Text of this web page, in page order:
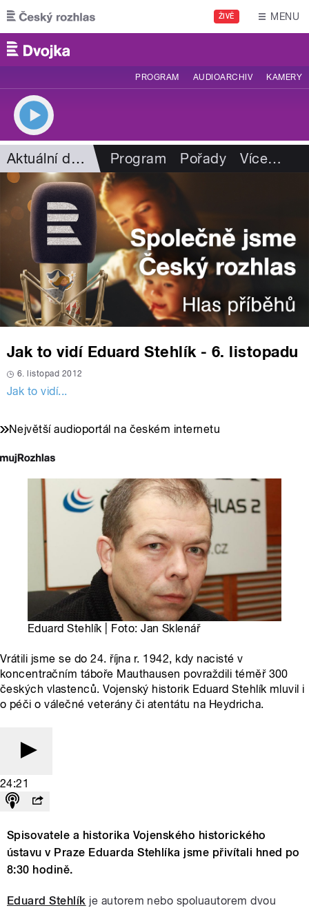
Přejít k hlavnímu obsahu
ŽIVĚ MENU
PROGRAM AUDIOARCHIV KAMERY
Aktuální dění Program Pořady Více…
Jak to vidí Eduard Stehlík - 6. listopadu
6. listopad 2012
Jak to vidí...
Největší audioportál na českém internetu
Eduard Stehlík | Foto: Jan Sklenář
Vrátili jsme se do 24. října r. 1942, kdy nacisté v
koncentračním táboře Mauthausen povraždili téměř 300
českých vlastenců. Vojenský historik Eduard Stehlík mluvil i
o péči o válečné veterány či atentátu na Heydricha.
24:21
Spisovatele a historika Vojenského historického
ústavu v Praze Eduarda Stehlíka jsme přivítali hned po
8:30 hodině.
Eduard Stehlík je autorem nebo spoluautorem dvou